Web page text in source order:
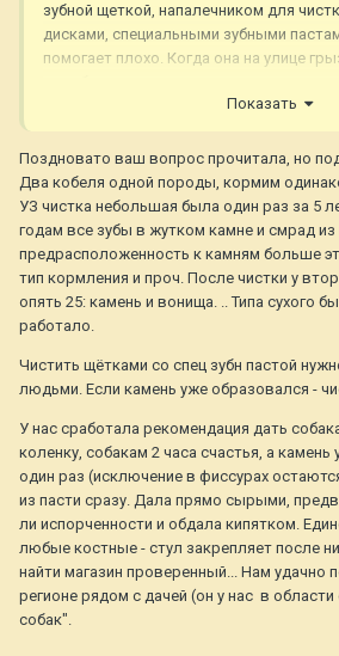
зубной щеткой, напалечником для
дисками, специальными зубными
помогает плохо. Когда она на улице
как она глотает щепки. У моей другой
были белые до глубокой старости, т.е.
естественным образом от пищи,
"вкусности" для очистки зубов в
жутко химозные, прочитав их состав
собаке. Может существуют способы о
Показать
Поздновато ваш вопрос прочитала, но
Два кобеля одной породы, кормим
УЗ чистка небольшая была один раз за 5
годам все зубы в жутком камне и смрад из
предрасположенность к камням больше
тип кормления и проч. После чистки у
опять 25: камень и вонища. .. Типа сухого
работало.
Чистить щётками со спец зубн пастой
людьми. Если камень уже образовался -
У нас сработала рекомендация дать
коленку, собакам 2 часа счастья, а камень
один раз (исключение в фиссурах
из пасти сразу. Дала прямо сырыми,
ли испорченности и обдала кипятком.
любые костные - стул закрепляет после
найти магазин проверенный... Нам удачно
регионе рядом с дачей (он у нас в
собак".